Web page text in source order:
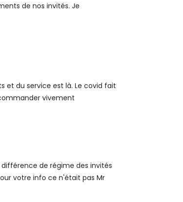
de nos invités. Je
et du service est là. Le covid fait
vivement
de régime des invités
votre info ce n'était pas Mr